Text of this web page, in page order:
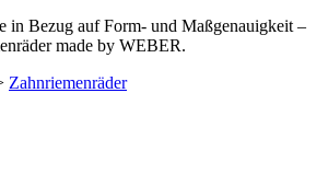
in Bezug auf Form- und Maßgenauigkeit –
made by WEBER.
Zahnriemenräder